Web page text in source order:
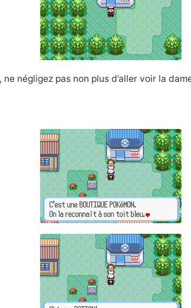
négligez pas non plus d’aller voir la